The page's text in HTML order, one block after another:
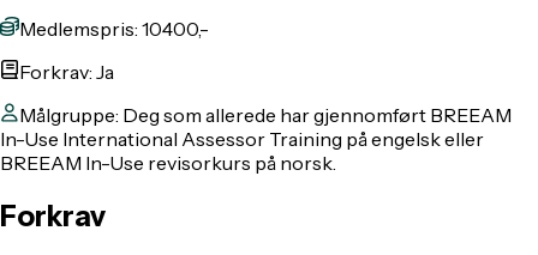
Medlemspris: 10400,-
Forkrav: Ja
Målgruppe: Deg som allerede har gjennomført BREEAM
In-Use International Assessor Training på engelsk eller
BREEAM In-Use revisorkurs på norsk.
Forkrav